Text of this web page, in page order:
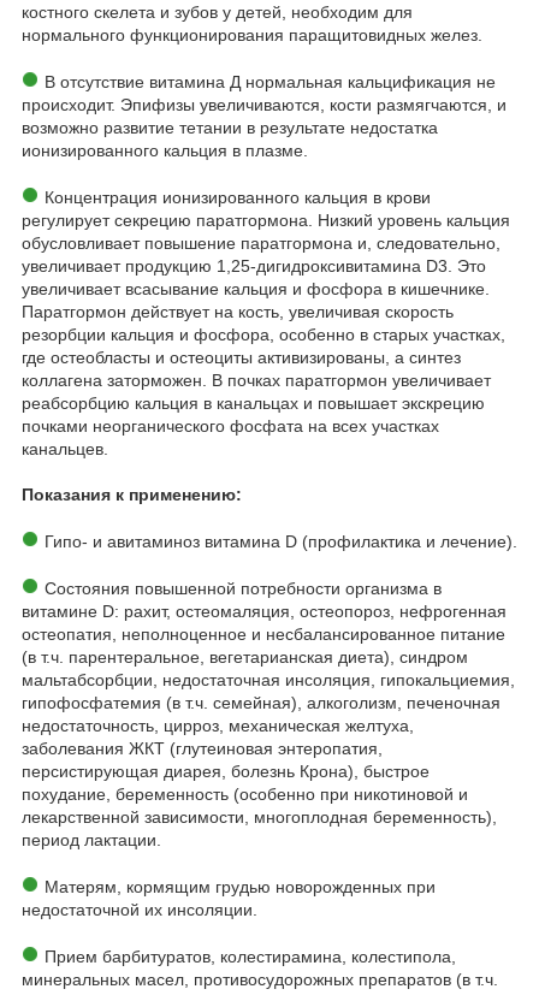
костного скелета и зубов у детей, необходим для
нормального функционирования паращитовидных желез.
В отсутствие витамина Д нормальная кальцификация не
происходит. Эпифизы увеличиваются, кости размягчаются, и
возможно развитие тетании в результате недостатка
ионизированного кальция в плазме.
Концентрация ионизированного кальция в крови
регулирует секрецию паратгормона. Низкий уровень кальция
обусловливает повышение паратгормона и, следовательно,
увеличивает продукцию 1,25-дигидроксивитамина D3. Это
увеличивает всасывание кальция и фосфора в кишечнике.
Паратгормон действует на кость, увеличивая скорость
резорбции кальция и фосфора, особенно в старых участках,
где остеобласты и остеоциты активизированы, а синтез
коллагена заторможен. В почках паратгормон увеличивает
реабсорбцию кальция в канальцах и повышает экскрецию
почками неорганического фосфата на всех участках
канальцев.
Показания к применению:
Гипо- и авитаминоз витамина D (профилактика и лечение).
Состояния повышенной потребности организма в
витамине D: рахит, остеомаляция, остеопороз, нефрогенная
остеопатия, неполноценное и несбалансированное питание
(в т.ч. парентеральное, вегетарианская диета), синдром
мальтабсорбции, недостаточная инсоляция, гипокальциемия,
гипофосфатемия (в т.ч. семейная), алкоголизм, печеночная
недостаточность, цирроз, механическая желтуха,
заболевания ЖКТ (глутеиновая энтеропатия,
персистирующая диарея, болезнь Крона), быстрое
похудание, беременность (особенно при никотиновой и
лекарственной зависимости, многоплодная беременность),
период лактации.
Матерям, кормящим грудью новорожденных при
недостаточной их инсоляции.
Прием барбитуратов, колестирамина, колестипола,
минеральных масел, противосудорожных препаратов (в т.ч.